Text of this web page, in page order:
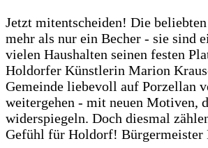
Jetzt mitentscheiden! Die
mehr als nur ein Becher - sie sind
vielen Haushalten seinen festen
Holdorfer Künstlerin Marion
Gemeinde liebevoll auf Porzellan
weitergehen - mit neuen Motiven,
widerspiegeln. Doch diesmal
Gefühl für Holdorf! Bürgermeister